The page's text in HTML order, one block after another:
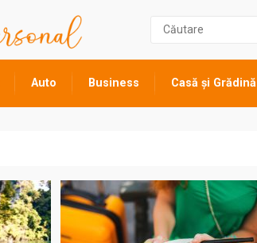
Auto Business Casă și Grădină